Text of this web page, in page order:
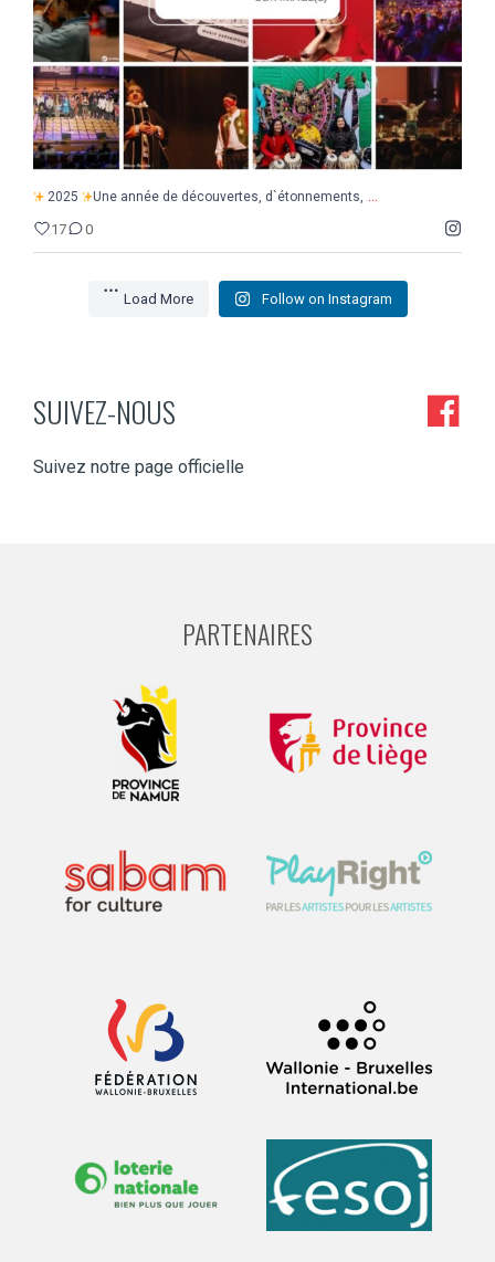
2025 Une année de découvertes, d`étonnements, ...
17 0
Load More Follow on Instagram
SUIVEZ-NOUS
Suivez notre page officielle
PARTENAIRES